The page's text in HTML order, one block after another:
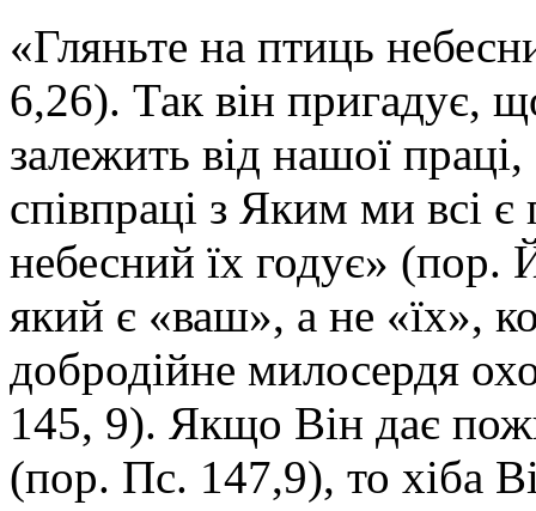
«Гляньте на птиць
6,26). Так він пригадує,
залежить від нашої
співпраці з Яким ми всі
небесний їх годує»
який є «ваш», а не «їх»,
добродійне милосердя
145, 9). Якщо Він дає
(пор. Пс. 147,9), то хіба